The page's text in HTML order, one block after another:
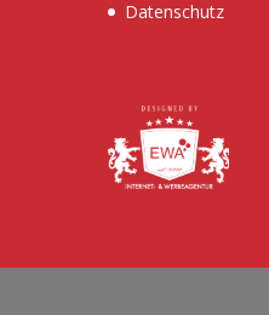
Datenschutz